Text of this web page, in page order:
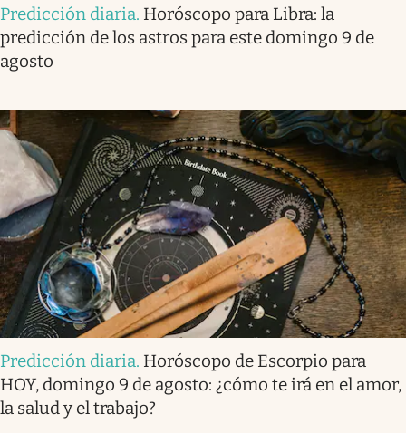
Predicción diaria. Horóscopo para Libra: la
predicción de los astros para este domingo 9 de
agosto
Predicción diaria. Horóscopo de Escorpio para
HOY, domingo 9 de agosto: ¿cómo te irá en el amor,
la salud y el trabajo?